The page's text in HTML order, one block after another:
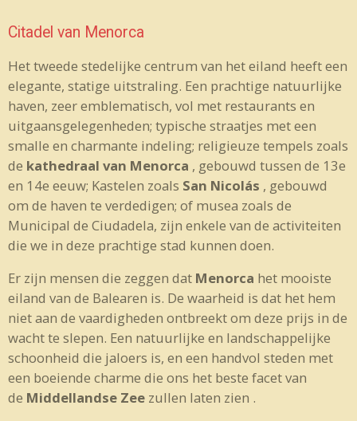
Citadel van Menorca
Het tweede stedelijke centrum van het eiland heeft een
elegante, statige uitstraling. Een prachtige natuurlijke
haven, zeer emblematisch, vol met restaurants en
uitgaansgelegenheden; typische straatjes met een
smalle en charmante indeling; religieuze tempels zoals
de kathedraal van Menorca , gebouwd tussen de 13e
en 14e eeuw; Kastelen zoals San Nicolás , gebouwd
om de haven te verdedigen; of musea zoals de
Municipal de Ciudadela, zijn enkele van de activiteiten
die we in deze prachtige stad kunnen doen.
Er zijn mensen die zeggen dat Menorca het mooiste
eiland van de Balearen is. De waarheid is dat het hem
niet aan de vaardigheden ontbreekt om deze prijs in de
wacht te slepen. Een natuurlijke en landschappelijke
schoonheid die jaloers is, en een handvol steden met
een boeiende charme die ons het beste facet van
de Middellandse Zee zullen laten zien .